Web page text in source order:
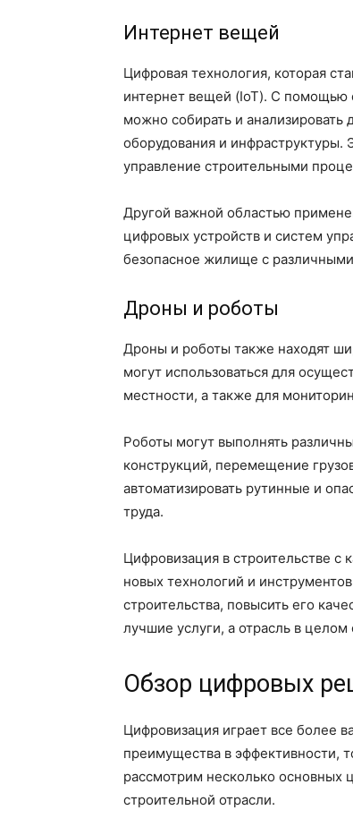
Интернет вещей
Цифровая технология, которая
интернет вещей (IoT). С помощью
можно собирать и анализировать
оборудования и инфраструктуры.
управление строительными
Другой важной областью
цифровых устройств и систем
безопасное жилище с
Дроны и роботы
Дроны и роботы также находят
могут использоваться для
местности, а также для
Роботы могут выполнять
конструкций, перемещение
автоматизировать рутинные и
труда.
Цифровизация в строительстве
новых технологий и
строительства, повысить его
лучшие услуги, а отрасль в
Обзор цифровых
Цифровизация играет все более
преимущества в эффективности,
рассмотрим несколько
строительной отрасли.